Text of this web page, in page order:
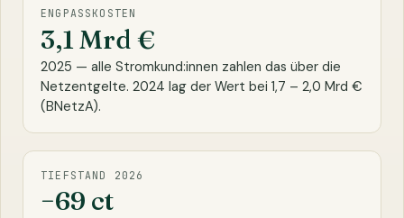
ENGPASSKOSTEN
3,1 Mrd €
2025 — alle Stromkund:innen zahlen das über die
Netzentgelte. 2024 lag der Wert bei 1,7 – 2,0 Mrd €
(BNetzA).
TIEFSTAND 2026
−69 ct